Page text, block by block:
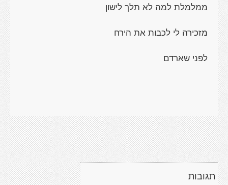
ממלמלת למה לא תלך לישון
מזכירה לי לכבות את הירח
לפני שארדם
תגובות